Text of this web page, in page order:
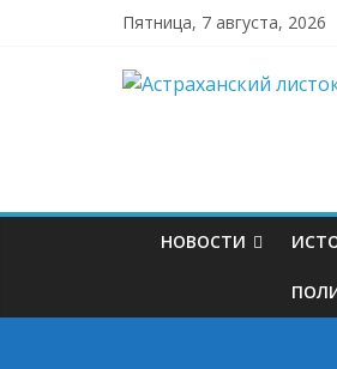
Пятница, 7 августа, 2026
НОВОСТИ